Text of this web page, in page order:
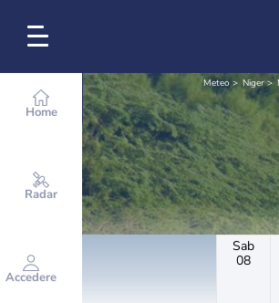
Home
Radar
Accedere
Meteo Niger
Sab
08